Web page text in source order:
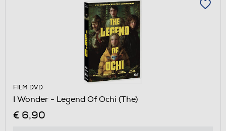
FILM DVD
I Wonder - Legend Of Ochi (The)
€ 6,90